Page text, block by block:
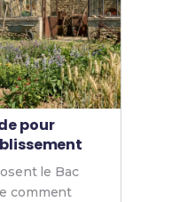
pour
le Bac
comment